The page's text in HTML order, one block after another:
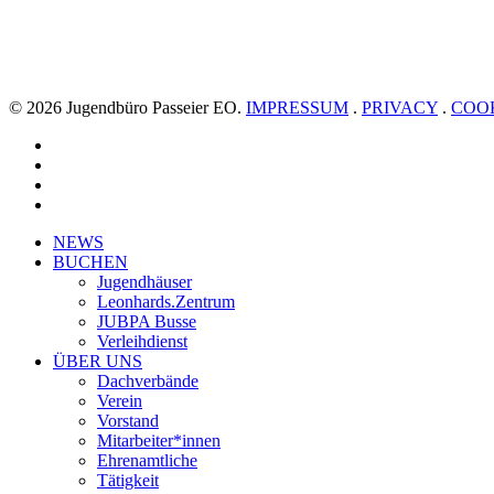
© 2026 Jugendbüro Passeier EO. IMPRESSUM . PRIVACY .
Close
Menu
NEWS
BUCHEN
Jugendhäuser
Leonhards.Zentrum
JUBPA Busse
Verleihdienst
ÜBER UNS
Dachverbände
Verein
Vorstand
Mitarbeiter*innen
Ehrenamtliche
Tätigkeit